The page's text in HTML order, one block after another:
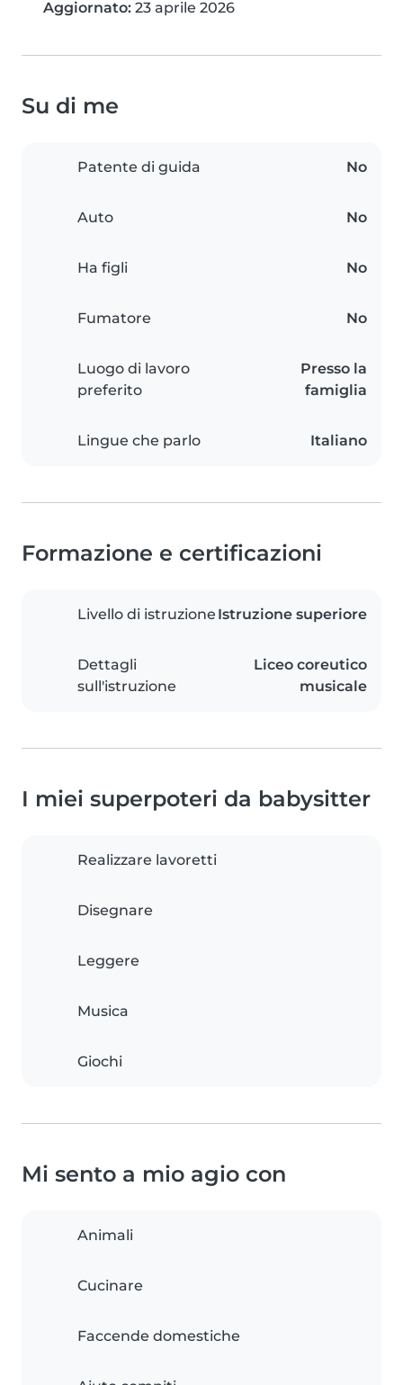
Aggiornato: 23 aprile 2026
Su di me
Patente di guida No
Auto No
Ha figli No
Fumatore No
Luogo di lavoro
preferito
Presso la
famiglia
Lingue che parlo Italiano
Formazione e certificazioni
Livello di istruzione Istruzione superiore
Dettagli
sull'istruzione
Liceo coreutico
musicale
I miei superpoteri da babysitter
Realizzare lavoretti
Disegnare
Leggere
Musica
Giochi
Mi sento a mio agio con
Animali
Cucinare
Faccende domestiche